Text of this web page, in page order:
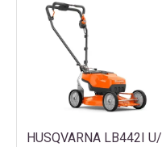
HUSQVARNA LB442I U/